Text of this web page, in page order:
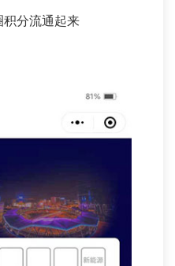
分流通起来